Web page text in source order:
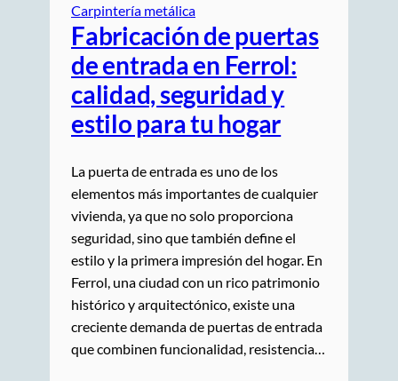
Carpintería metálica
Fabricación de puertas
de entrada en Ferrol:
calidad, seguridad y
estilo para tu hogar
La puerta de entrada es uno de los
elementos más importantes de cualquier
vivienda, ya que no solo proporciona
seguridad, sino que también define el
estilo y la primera impresión del hogar. En
Ferrol, una ciudad con un rico patrimonio
histórico y arquitectónico, existe una
creciente demanda de puertas de entrada
que combinen funcionalidad, resistencia…